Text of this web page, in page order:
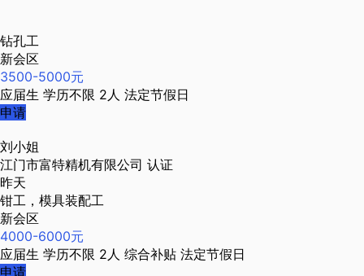
钻孔工
新会区
3500-5000元
应届生 学历不限 2人 法定节假日
申请
刘小姐
江门市富特精机有限公司 认证
昨天
钳工，模具装配工
新会区
4000-6000元
应届生 学历不限 2人 综合补贴 法定节假日
申请